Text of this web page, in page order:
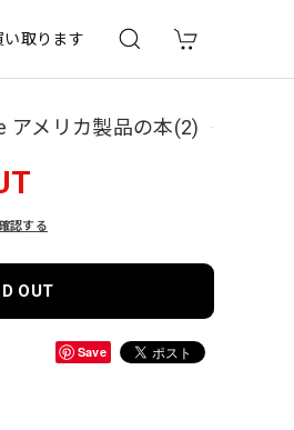
い取ります
アメリカ製品の本(2)
認する
OUT
Save